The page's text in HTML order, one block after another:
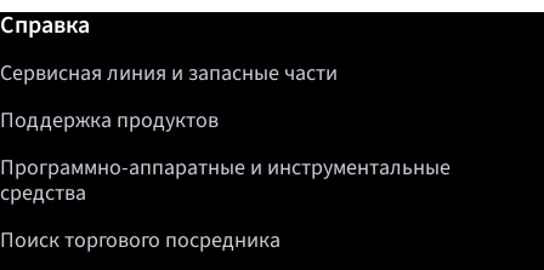
Дополнительная информация / Справка
Справка
Сервисная линия и запасные части
Поддержка продуктов
Программно-аппаратные и инструментальные
средства
Поиск торгового посредника